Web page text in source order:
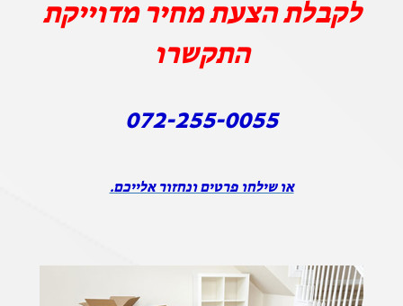
לקבלת הצעת מחיר מדוייקת
התקשרו
072-255-0055
או שילחו פרטים ונחזור אלייכם.